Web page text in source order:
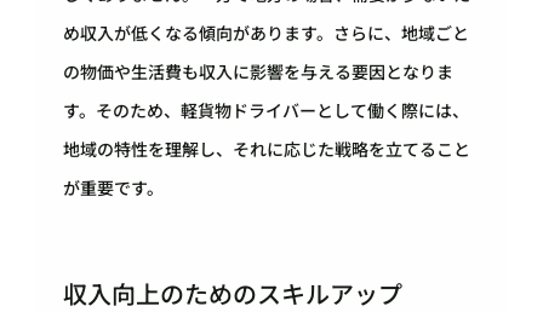
め収入が低くなる傾向があります。さらに、地域ごと
の物価や生活費も収入に影響を与える要因となりま
す。そのため、軽貨物ドライバーとして働く際には、
地域の特性を理解し、それに応じた戦略を立てること
が重要です。
収入向上のためのスキルアップ